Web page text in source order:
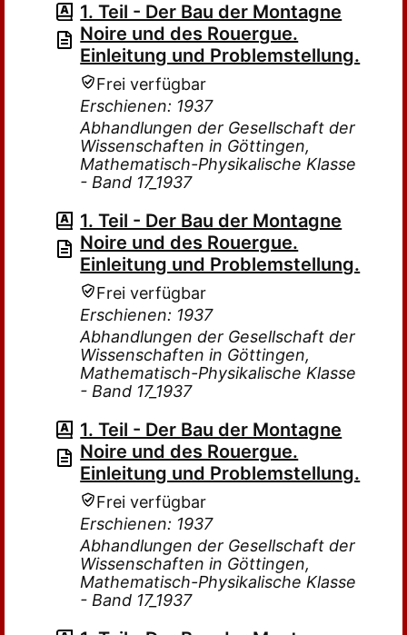
1. Teil - Der Bau der Montagne
Noire und des Rouergue.
Einleitung und Problemstellung.
Frei verfügbar
Erschienen: 1937
Abhandlungen der Gesellschaft der
Wissenschaften in Göttingen,
Mathematisch-Physikalische Klasse
- Band 17_1937
1. Teil - Der Bau der Montagne
Noire und des Rouergue.
Einleitung und Problemstellung.
Frei verfügbar
Erschienen: 1937
Abhandlungen der Gesellschaft der
Wissenschaften in Göttingen,
Mathematisch-Physikalische Klasse
- Band 17_1937
1. Teil - Der Bau der Montagne
Noire und des Rouergue.
Einleitung und Problemstellung.
Frei verfügbar
Erschienen: 1937
Abhandlungen der Gesellschaft der
Wissenschaften in Göttingen,
Mathematisch-Physikalische Klasse
- Band 17_1937